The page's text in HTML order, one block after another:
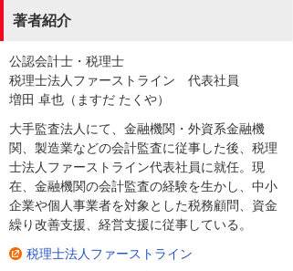
著者紹介
公認会計士・税理士
税理士法人ファーストライン 代表社員
増田 卓也（ますだ たくや）
大手監査法人にて、金融機関・外資系金融機
関、製造業などの会計監査に従事した後、税理
士法人ファーストライン代表社員に就任。現
在、金融機関の会計監査の経験を生かし、中小
企業や個人事業者を対象とした税務顧問、資金
繰り改善支援、経営支援に従事している。
税理士法人ファーストライン